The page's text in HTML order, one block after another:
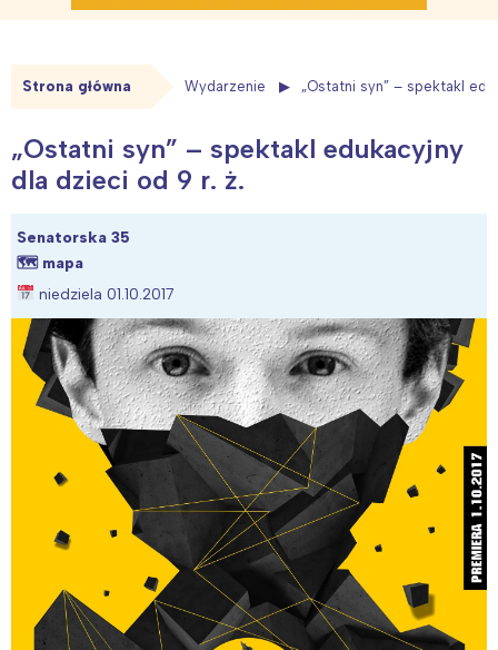
Strona główna Wydarzenie „Ostatni syn” – spektakl
„Ostatni syn” – spektakl edukacyjny
dla dzieci od 9 r. ż.
Senatorska 35
🗺 mapa
niedziela 01.10.2017